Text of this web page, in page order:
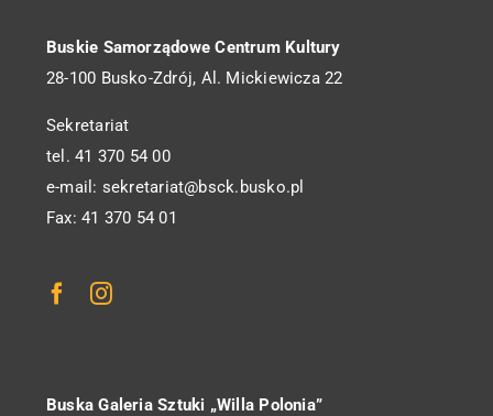
Buskie Samorządowe Centrum Kultury
28-100 Busko-Zdrój, Al. Mickiewicza 22
Sekretariat
tel. 41 370 54 00
e-mail: sekretariat@bsck.busko.pl
Fax: 41 370 54 01
Buska Galeria Sztuki „Willa Polonia”